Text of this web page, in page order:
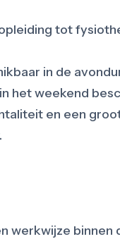
tot
in de
het weekend
en een
werkwijze binnen